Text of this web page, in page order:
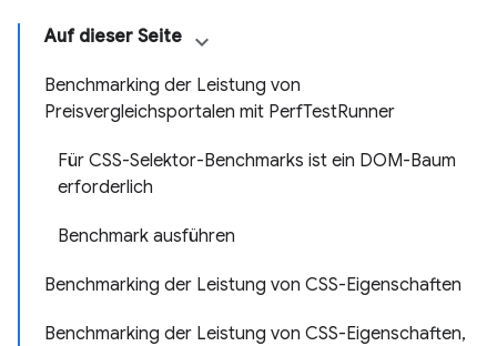
Auf dieser Seite
Benchmarking der Leistung von
Preisvergleichsportalen mit PerfTestRunner
Für CSS-Selektor-Benchmarks ist ein DOM-Baum
erforderlich
Benchmark ausführen
Benchmarking der Leistung von CSS-Eigenschaften
Benchmarking der Leistung von CSS-Eigenschaften,